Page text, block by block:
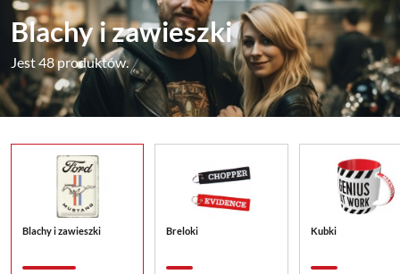
Blachy i zawieszki
Jest 48 produktów.
Blachy i zawieszki Breloki Kubki